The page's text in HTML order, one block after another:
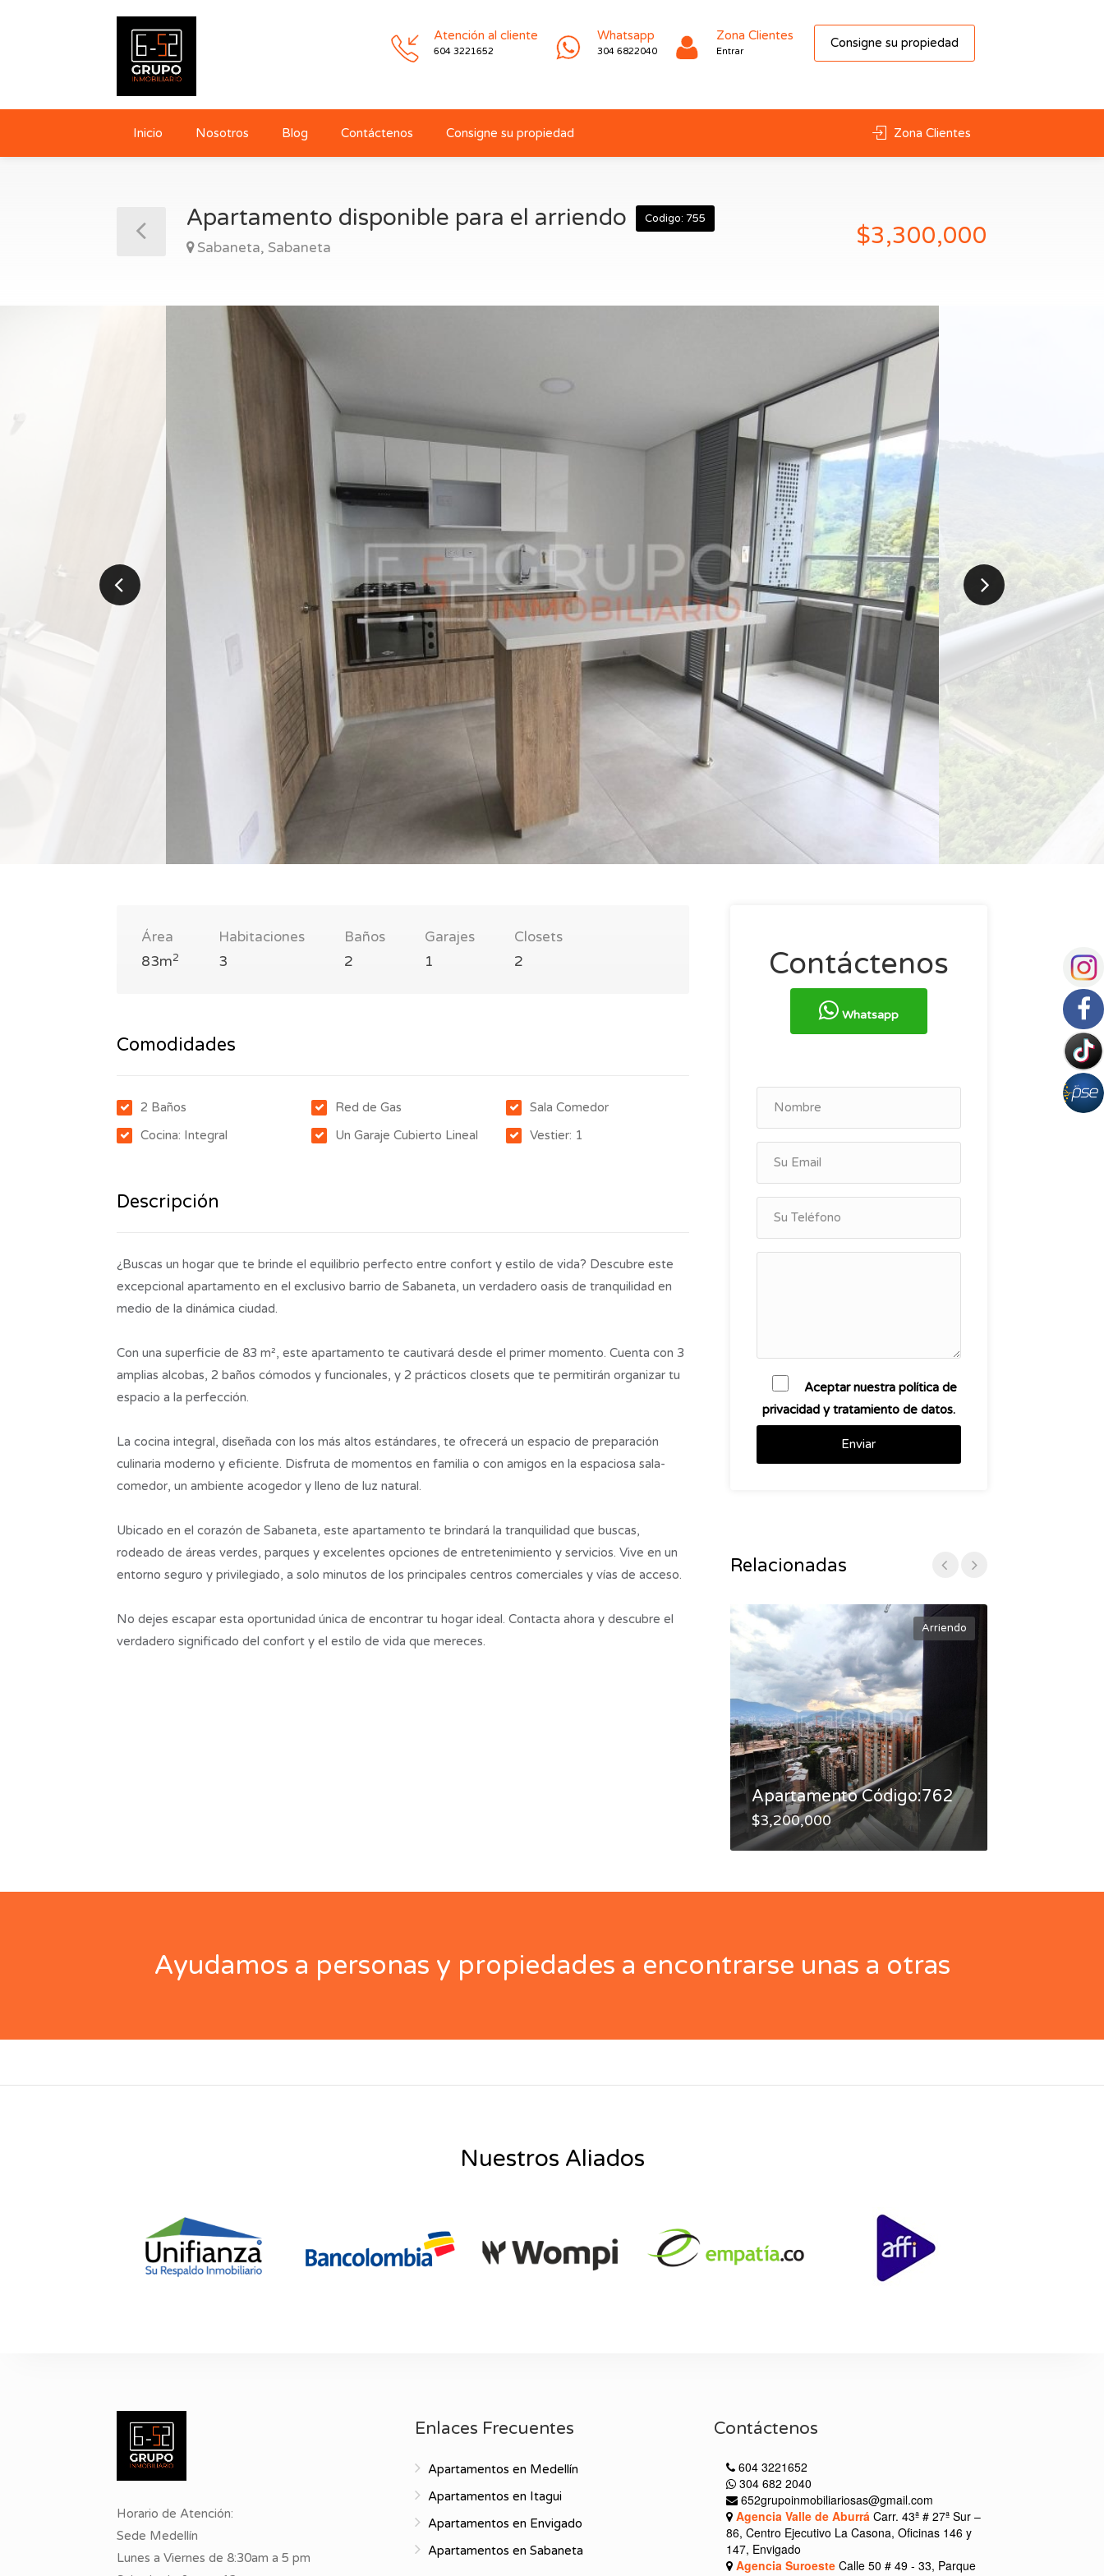
Consigne su propiedad
Atención al cliente
604 3221652
Whatsapp
304 6822040
Zona Clientes
Entrar
Inicio Nosotros Blog Contáctenos Consigne su propiedad Zona Clientes
Apartamento disponible para el arriendo Codigo: 755
Sabaneta, Sabaneta $3,300,000
Área
83m2
Habitaciones
3
Baños
2
Garajes
1
Closets
2
Comodidades
2 Baños
Cocina: Integral
Red de Gas
Un Garaje Cubierto Lineal
Sala Comedor
Vestier: 1
Descripción
¿Buscas un hogar que te brinde el equilibrio perfecto entre confort y estilo de vida? Descubre este
excepcional apartamento en el exclusivo barrio de Sabaneta, un verdadero oasis de tranquilidad en
medio de la dinámica ciudad.
Con una superficie de 83 m², este apartamento te cautivará desde el primer momento. Cuenta con 3
amplias alcobas, 2 baños cómodos y funcionales, y 2 prácticos closets que te permitirán organizar tu
espacio a la perfección.
La cocina integral, diseñada con los más altos estándares, te ofrecerá un espacio de preparación
culinaria moderno y eficiente. Disfruta de momentos en familia o con amigos en la espaciosa sala-
comedor, un ambiente acogedor y lleno de luz natural.
Ubicado en el corazón de Sabaneta, este apartamento te brindará la tranquilidad que buscas,
rodeado de áreas verdes, parques y excelentes opciones de entretenimiento y servicios. Vive en un
entorno seguro y privilegiado, a solo minutos de los principales centros comerciales y vías de acceso.
No dejes escapar esta oportunidad única de encontrar tu hogar ideal. Contacta ahora y descubre el
verdadero significado del confort y el estilo de vida que mereces.
Contáctenos
Whatsapp
Aceptar nuestra política de
privacidad y tratamiento de datos.
Enviar
Relacionadas
Arriendo
Apartamento Código:762
$3,200,000
Ayudamos a personas y propiedades a encontrarse unas a otras
Nuestros Aliados
Horario de Atención:
Sede Medellín
Lunes a Viernes de 8:30am a 5 pm
Enlaces Frecuentes
Apartamentos en Medellín
Apartamentos en Itagui
Apartamentos en Envigado
Apartamentos en Sabaneta
Contáctenos
604 3221652
304 682 2040
652grupoinmobiliariosas@gmail.com
Agencia Valle de AburráCarr. 43ª # 27ª Sur –
86, Centro Ejecutivo La Casona, Oficinas 146 y
147, Envigado
Agencia SuroesteCalle 50 # 49 - 33, Parque